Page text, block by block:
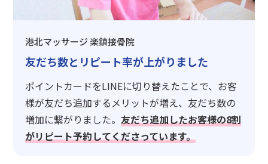
港北マッサージ 楽鎮接骨院
友だち数とリピート率が上がりました
ポイントカードをLINEに切り替えたことで、お客
様が友だち追加するメリットが増え、友だち数の
増加に繋がりました。友だち追加したお客様の8割
がリピート予約してくださっています。